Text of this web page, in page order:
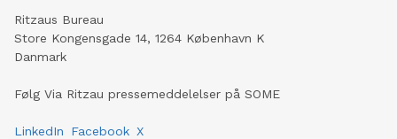
Ritzaus Bureau
Store Kongensgade 14, 1264 København K
Danmark
Følg Via Ritzau pressemeddelelser på SOME
LinkedIn Facebook X